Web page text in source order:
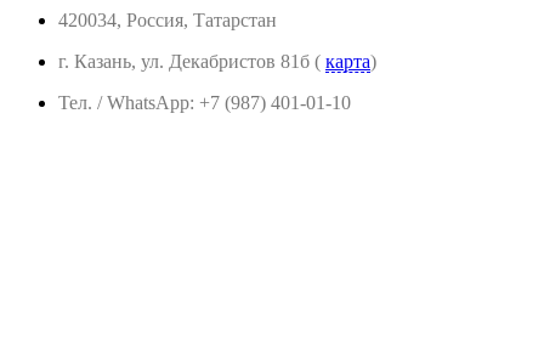
420034, Россия, Татарстан
г. Казань, ул. Декабристов 81б ( карта)
Тел. / WhatsApp: +7 (987) 401-01-10